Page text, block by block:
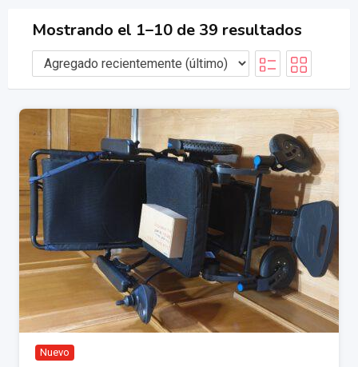
Mostrando el 1–10 de 39 resultados
Nuevo